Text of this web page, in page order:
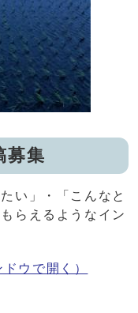
募集
い」・「こんなと
らえるようなイン
ドウで開く）